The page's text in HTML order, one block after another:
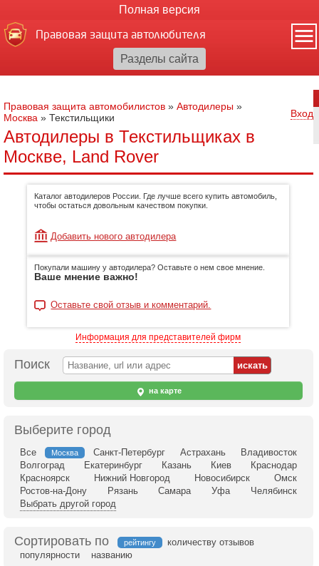
Полная версия
Правовая защита автолюбителя
Правовая защита автомобилистов » Автодилеры »
Москва » Текстильщики Вход
Автодилеры в Текстильщиках в
Москве, Land Rover
Каталог автодилеров России. Где лучше всего купить автомобиль,
чтобы остаться довольным качеством покупки.
Добавить нового автодилера
Покупали машину у автодилера? Оставьте о нем свое мнение.
Ваше мнение важно!
Оставьте свой отзыв и комментарий.
Информация для представителей фирм
Поиск
на карте
Выберите город
Все Москва Санкт-Петербург Астрахань
Владивосток
Волгоград
Екатеринбург Казань Киев
Краснодар
Красноярск
Нижний Новгород Новосибирск
Омск
Ростов-на-Дону
Рязань Самара Уфа
Челябинск
Выбрать другой город
Сортировать по рейтингу
количеству отзывов
популярности
названию